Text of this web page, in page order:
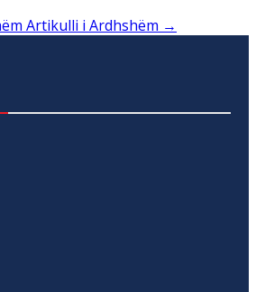
Artikulli i Ardhshëm →